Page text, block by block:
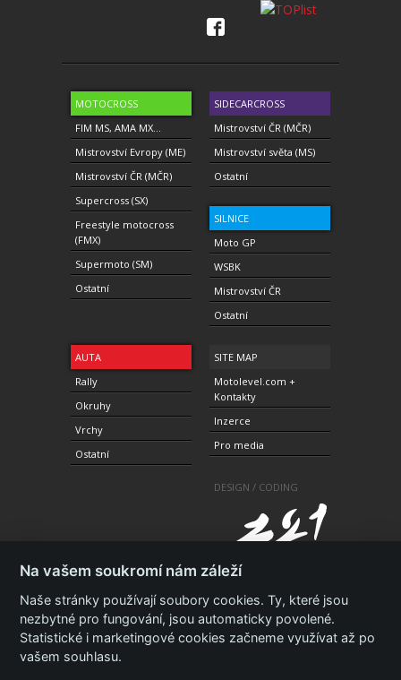
MOTOCROSS
FIM MS, AMA MX...
Mistrovství Evropy (ME)
Mistrovství ČR (MČR)
Supercross (SX)
Freestyle motocross
(FMX)
Supermoto (SM)
Ostatní
SIDECARCROSS
Mistrovství ČR (MČR)
Mistrovství světa (MS)
Ostatní
SILNICE
Moto GP
WSBK
Mistrovství ČR
Ostatní
AUTA
Rally
Okruhy
Vrchy
Ostatní
SITE MAP
Motolevel.com +
Kontakty
Inzerce
Pro media
DESIGN / CODING
© 2010-2021 Copyright Motolevel. Všechna práva
vyhrazena.
Na vašem soukromí nám záleží
Naše stránky používají soubory cookies. Ty, které jsou
nezbytné pro fungování, jsou automaticky povolené.
Statistické i marketingové cookies začneme využívat až po
vašem souhlasu.